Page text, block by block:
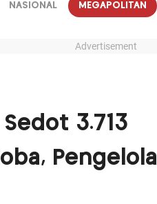
NASIONAL MEGAPOLITAN
Advertisement
3.713
Pengelola